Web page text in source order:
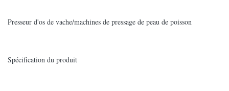
Presseur d'os de vache/machines de pressage de peau de poisson
Spécification du produit